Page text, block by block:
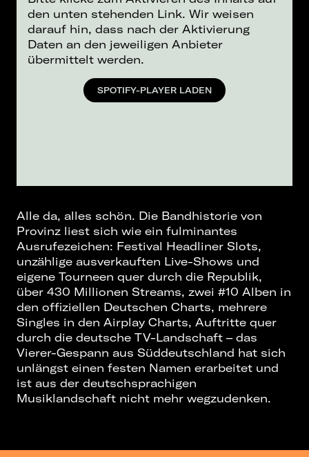
den unten stehenden Link. Wir weisen
darauf hin, dass nach der Aktivierung
Daten an den jeweiligen Anbieter
übermittelt werden.
SPOTIFY-PLAYER LADEN
Alle da, alles schön. Die Bandhistorie von
Provinz liest sich wie ein fulminantes
Ausrufezeichen: Festival Headliner Slots,
unzählige ausverkauften Live-Shows und
eigene Tourneen quer durch die Republik,
über 430 Millionen Streams, zwei #10 Alben in
den offiziellen Deutschen Charts, mehrere
Singles in den Airplay Charts, Auftritte quer
durch die deutsche TV-Landschaft – das
Vierer-Gespann aus Süddeutschland hat sich
unlängst einen festen Namen erarbeitet und
ist aus der deutschsprachigen
Musiklandschaft nicht mehr wegzudenken.